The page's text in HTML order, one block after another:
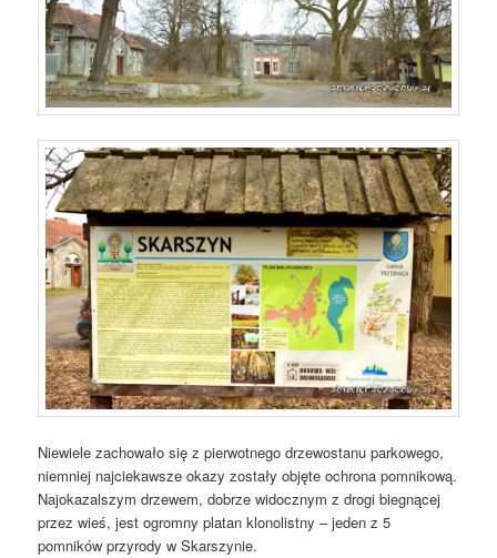
Niewiele zachowało się z pierwotnego drzewostanu parkowego,
niemniej najciekawsze okazy zostały objęte ochrona pomnikową.
Najokazalszym drzewem, dobrze widocznym z drogi biegnącej
przez wieś, jest ogromny platan klonolistny – jeden z 5
pomników przyrody w Skarszynie.